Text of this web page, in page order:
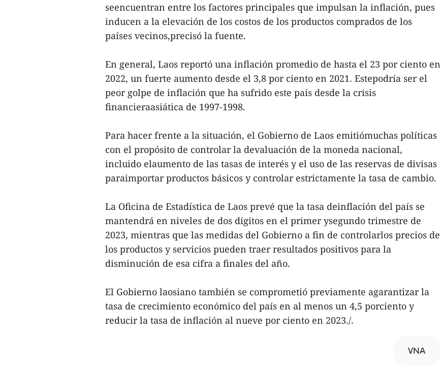
seencuentran entre los factores principales que impulsan la inflación, pues
inducen a la elevación de los costos de los productos comprados de los
países vecinos,precisó la fuente.
En general, Laos reportó una inflación promedio de hasta el 23 por ciento en
2022, un fuerte aumento desde el 3,8 por ciento en 2021. Estepodría ser el
peor golpe de inflación que ha sufrido este país desde la crisis
financieraasiática de 1997-1998.
Para hacer frente a la situación, el Gobierno de Laos emitiómuchas políticas
con el propósito de controlar la devaluación de la moneda nacional,
incluido elaumento de las tasas de interés y el uso de las reservas de divisas
paraimportar productos básicos y controlar estrictamente la tasa de cambio.
La Oficina de Estadística de Laos prevé que la tasa deinflación del país se
mantendrá en niveles de dos dígitos en el primer ysegundo trimestre de
2023, mientras que las medidas del Gobierno a fin de controlarlos precios de
los productos y servicios pueden traer resultados positivos para la
disminución de esa cifra a finales del año.
El Gobierno laosiano también se comprometió previamente agarantizar la
tasa de crecimiento económico del país en al menos un 4,5 porciento y
reducir la tasa de inflación al nueve por ciento en 2023./.
VNA